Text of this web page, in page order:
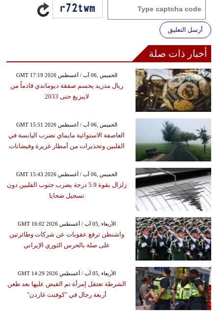
أرسل التعليق
أخبار ذات صلة
GMT 17:19 2026 الخميس ,06 آب / أغسطس
ريال مدريد يحسم صفقة ديوماندي قادماً من
لايبزيغ حتى 2033
GMT 15:51 2026 الخميس ,06 آب / أغسطس
العاصفة الاستوائية مايماي تضرب اليابسة في
الفلبين وتحذيرات من أمطار غزيرة وفيضانات
GMT 15:43 2026 الخميس ,06 آب / أغسطس
زلزال بقوة 5.9 درجة يضرب جنوب الفلبين دون
تسجيل ضحايا
GMT 16:02 2026 الأربعاء ,05 آب / أغسطس
واشنطن ترفع عقوبات عن شركات وطائرتين
على صلة بالحرس الثوري الإيراني
GMT 14:29 2026 الأربعاء ,05 آب / أغسطس
الشرطة تعتقل إمرأة تم القبض عليها بعد طعن
أربعة رجال في "كوفنت غاردن"